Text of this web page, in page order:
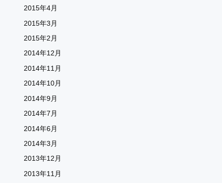
2015年4月
2015年3月
2015年2月
2014年12月
2014年11月
2014年10月
2014年9月
2014年7月
2014年6月
2014年3月
2013年12月
2013年11月